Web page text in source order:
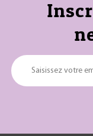
Saisissez votre